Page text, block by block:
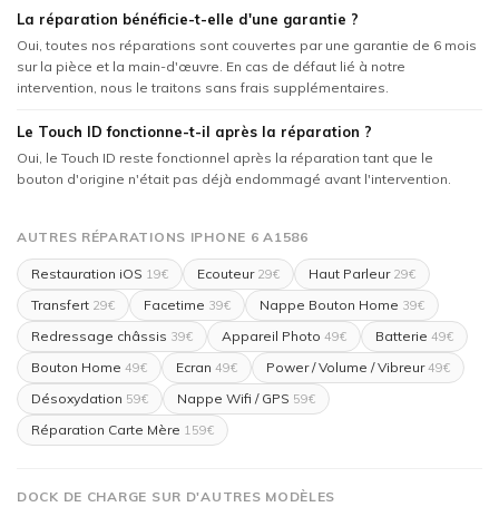
La réparation bénéficie-t-elle d'une garantie ?
Oui, toutes nos réparations sont couvertes par une garantie de 6 mois
sur la pièce et la main-d'œuvre. En cas de défaut lié à notre
intervention, nous le traitons sans frais supplémentaires.
Le Touch ID fonctionne-t-il après la réparation ?
Oui, le Touch ID reste fonctionnel après la réparation tant que le
bouton d'origine n'était pas déjà endommagé avant l'intervention.
AUTRES RÉPARATIONS IPHONE 6 A1586
Restauration iOS 19€ Ecouteur29€ Haut Parleur29€
Transfert 29€ Facetime 39€ Nappe Bouton Home 39€
Redressage châssis 39€ Appareil Photo 49€ Batterie 49€
Bouton Home 49€ Ecran 49€ Power / Volume / Vibreur49€
Désoxydation 59€ Nappe Wifi / GPS 59€
Réparation Carte Mère 159€
DOCK DE CHARGE SUR D'AUTRES MODÈLES